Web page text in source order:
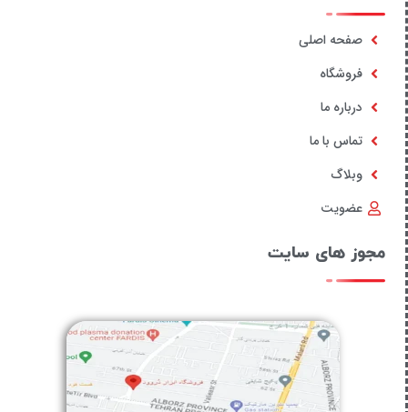
صفحه اصلی
فروشگاه
درباره ما
تماس با ما
وبلاگ
عضویت
مجوز های سایت